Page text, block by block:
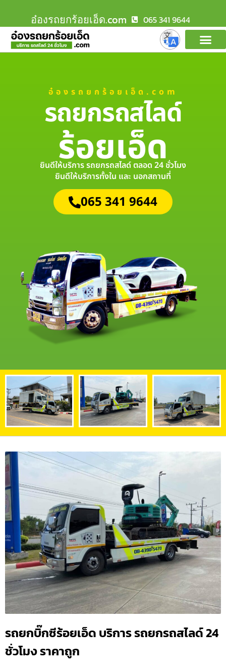
อ๋องรถยกร้อยเอ็ด.com 065 341 9644
อ๋องรถยกร้อยเอ็ด.com
รถยกรถสไลด์
ร้อยเอ็ด
ยินดีให้บริการ รถยกรถสไลด์ ตลอด 24 ชั่วโมง
ยินดีให้บริการทั้งใน และ นอกสถานที่
065 341 9644
รถยกบิ๊กซีร้อยเอ็ด บริการ รถยกรถสไลด์ 24
ชั่วโมง ราคาถูก